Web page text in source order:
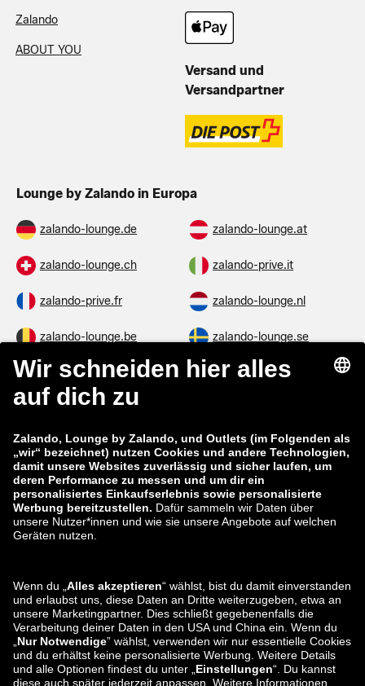
Zalando
ABOUT YOU
Versand und
Versandpartner
Lounge by Zalando in Europa
zalando-lounge.de zalando-lounge.at
zalando-lounge.ch zalando-prive.it
zalando-prive.fr zalando-lounge.nl
zalando-lounge.be zalando-lounge.se
zalando-lounge.fi zalando-lounge.dk
zalando-lounge.co.uk
zalando-prive.es zalando-lounge.cz
zalando-lounge.lt zalando-lounge.sk
zalando-lounge.ro zalando-lounge.hr
zalando-lounge.lu zalando-lounge.ee
zalando-lounge.lv zalando-lounge.no